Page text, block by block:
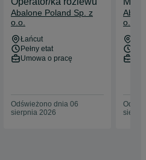
Abalone Poland Sp. z
o.o.
Łańcut
Pełny etat
Umowa o pracę
Odświeżono dnia 06
sierpnia 2026
o.o.